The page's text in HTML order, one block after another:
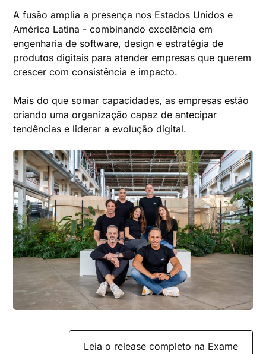
A fusão amplia a presença nos Estados Unidos e
América Latina - combinando excelência em
engenharia de software, design e estratégia de
produtos digitais para atender empresas que querem
crescer com consistência e impacto.
Mais do que somar capacidades, as empresas estão
criando uma organização capaz de antecipar
tendências e liderar a evolução digital.
Leia o release completo na Exame